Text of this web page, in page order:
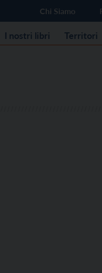
Chi Siamo
I nostri libri Territori